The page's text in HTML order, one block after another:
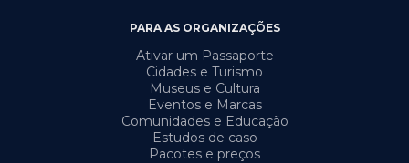
PARA AS ORGANIZAÇÕES
Ativar um Passaporte
Cidades e Turismo
Museus e Cultura
Eventos e Marcas
Comunidades e Educação
Estudos de caso
Pacotes e preços